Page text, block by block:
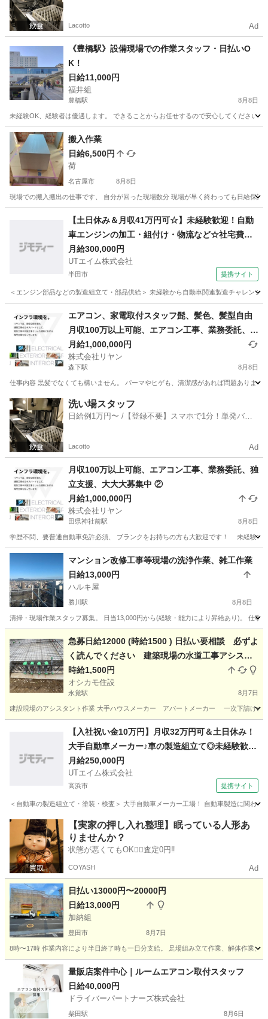
Lacotto Ad
《豊橋駅》設備現場での作業スタッフ・日払いO
K！
日給11,000円
福井組
豊橋駅 8月8日
未経験OK、経験者は優遇します。 できることからお任せするので安心してください
愛知 豊橋市 豊橋駅
搬入作業
日給6,500円
荷
名古屋市 8月8日
現場での搬入搬出の仕事です、 自分が回った現場数分 現場が早く終わっても日給保
その他
【土日休み＆月収41万円可☆】未経験歓迎！自動
車エンジンの加工・組付け・物流など☆社宅費全
額補助☆駅から無料送迎あり◎直接雇用の可能性
あり！【カップル・家族入寮OK】＜愛知県碧南市
＞
月給300,000円
UTエイム株式会社
半田市 提携サイト
＜エンジン部品などの製造組立て・部品供給＞ 未経験から自動車関連製造チャレン
エアコン、家電取付スタッフ髭、髪色、髪型自由
月収100万以上可能、エアコン工事、業務委託、独
立支援、大大大募集中④
月給1,000,000円
株式会社リヤン
森下駅 8月8日
仕事内容 黒髪でなくても構いません。 パーマやヒゲも、清潔感があれば問題ありま
愛知 名古屋市 森下駅 建築
洗い場スタッフ
日給例1万円〜 /【登録不要】スマホで1分！単発バイ
Lacotto Ad
月収100万以上可能、エアコン工事、業務委託、独
立支援、大大大募集中 ②
月給1,000,000円
株式会社リヤン
田県神社前駅 8月8日
学歴不問、要普通自動車免許必須、 ブランクをお持ちの方も大歓迎です！ 未経験で
愛知 小牧市 田県神社前駅 建築 業務委託
マンション改修工事等現場の洗浄作業、雑工作業
日給13,000円
ハルキ屋
勝川駅 8月8日
清掃・現場作業スタッフ募集。 日当13,000円から(経験・能力により昇給あり)。 仕
勝川駅 その他
急募日給12000 (時給1500 ) 日払い要相談 必ずよ
く読んでください 建築現場の水道工事アシスタ
ント ⭐︎残り枠1名のみ
時給1,500円
オシカモ住設
永覚駅 8月7日
建設現場のアシスタント作業 大手ハウスメーカー アパートメーカー 一次下請けの
永覚駅 その他 建設現場
【入社祝い金10万円】月収32万円可＆土日休み！
大手自動車メーカー♪車の製造組立て◎未経験歓
迎！若手ミドル男性活躍中♪【社宅費全額補助】＜
愛知県岡崎市＞
月給250,000円
UTエイム株式会社
高浜市 提携サイト
＜自動車の製造組立て・塗装・検査＞ 大手自動車メーカー工場！ 自動車製造に関
愛知 高浜市 大工
【実家の押し入れ整理】眠っている人形あ
りませんか？
状態が悪くてもOK🙆‍♀️査定0円‼️
COYASH Ad
日払い13000円〜20000円
日給13,000円
加納組
豊田市 8月7日
8時〜17時 作業内容により半日終了時も一日分支給。 足場組み立て作業、解体作業
愛知 豊田市 鳶職 一日
量販店案件中心｜ルームエアコン取付スタッフ
日給40,000円
ドライバーパートナーズ株式会社
柴田駅 8月6日